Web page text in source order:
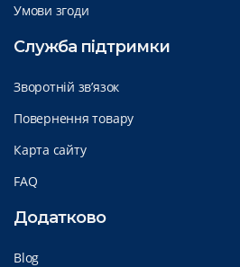
Умови згоди
Служба підтримки
Зворотній зв’язок
Повернення товару
Карта сайту
FAQ
Додатково
Blog